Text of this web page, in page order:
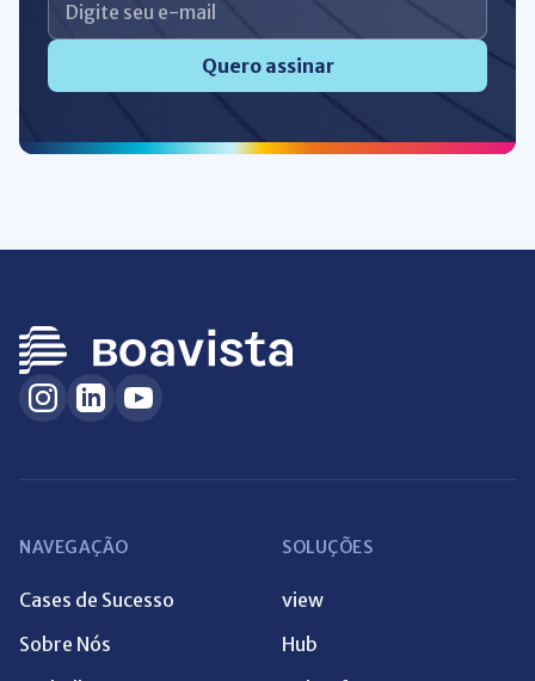
Quero assinar
NAVEGAÇÃO
Cases de Sucesso
Sobre Nós
SOLUÇÕES
view
Hub